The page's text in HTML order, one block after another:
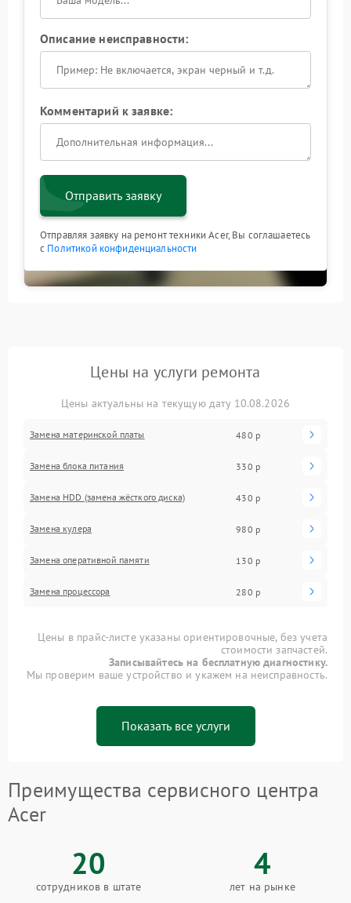
Описание неисправности:
Комментарий к заявке:
Отправить заявку
Отправляя заявку на ремонт техники Acer, Вы соглашаетесь
с Политикой конфиденциальности
Цены на услуги ремонта
Цены актуальны на текущую дату 10.08.2026
Замена материнской платы 480 р
Замена блока питания 330 р
Замена HDD (замена жёсткого диска) 430 р
Замена кулера 980 р
Замена оперативной памяти 130 р
Замена процессора 280 р
Цены в прайс-листе указаны ориентировочные, без учета
стоимости запчастей.
Записывайтесь на бесплатную диагностику.
Мы проверим ваше устройство и укажем на неисправность.
Показать все услуги
Преимущества сервисного центра
Acer
20
сотрудников в штате
4
лет на рынке